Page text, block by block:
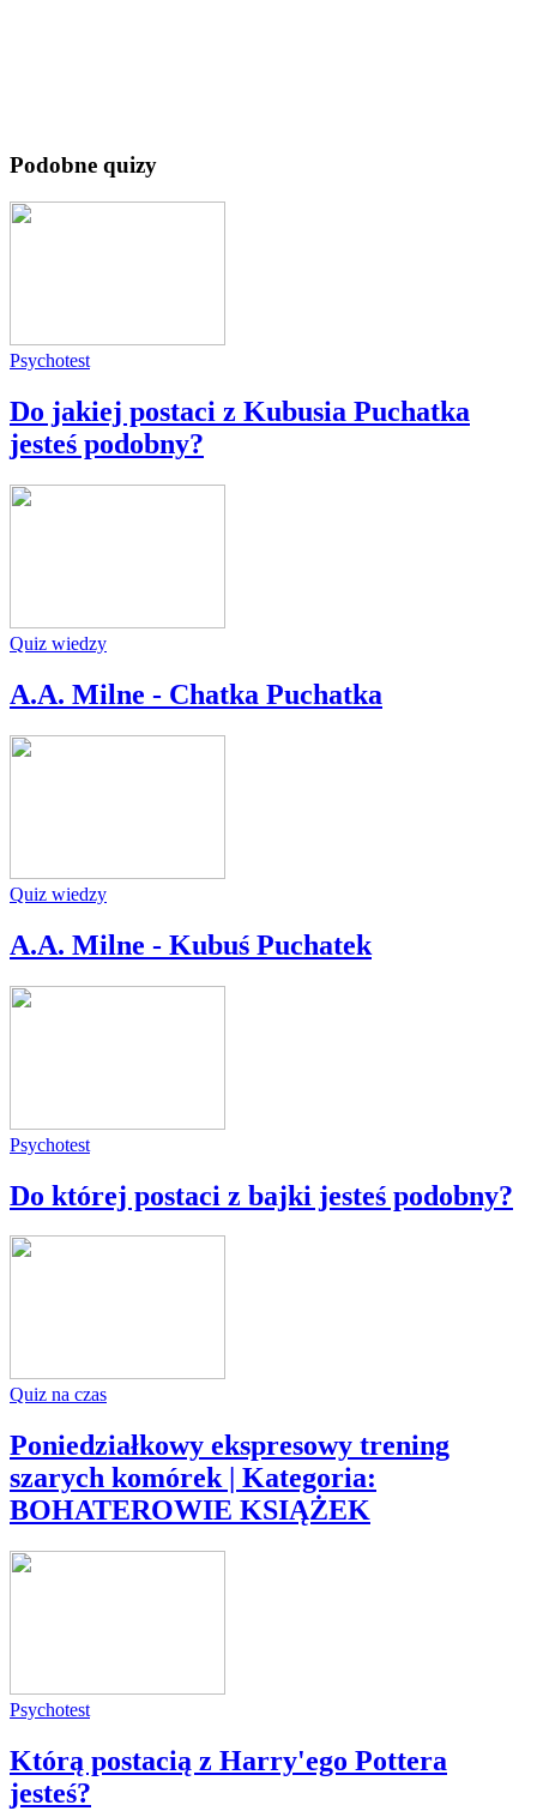
Podobne quizy
Psychotest
Do jakiej postaci z Kubusia Puchatka
jesteś podobny?
Quiz wiedzy
A.A. Milne - Chatka Puchatka
Quiz wiedzy
A.A. Milne - Kubuś Puchatek
Psychotest
Do której postaci z bajki jesteś podobny?
Quiz na czas
Poniedziałkowy ekspresowy trening
szarych komórek | Kategoria:
BOHATEROWIE KSIĄŻEK
Psychotest
Którą postacią z Harry'ego Pottera
jesteś?